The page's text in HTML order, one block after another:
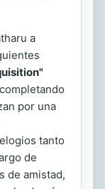
a
por una
tanto
de
de amistad,